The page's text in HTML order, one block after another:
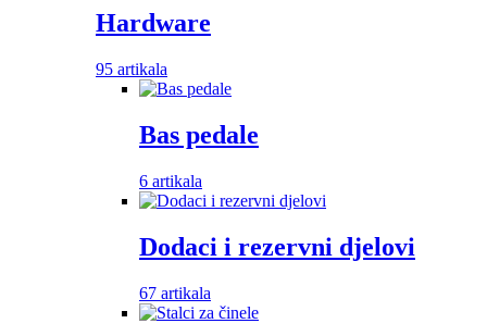
Hardware
95 artikala
Bas pedale
6 artikala
Dodaci i rezervni djelovi
67 artikala